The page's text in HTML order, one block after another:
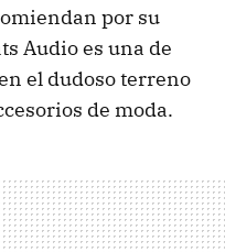
por su
Audio es una de
el dudoso terreno
de moda.